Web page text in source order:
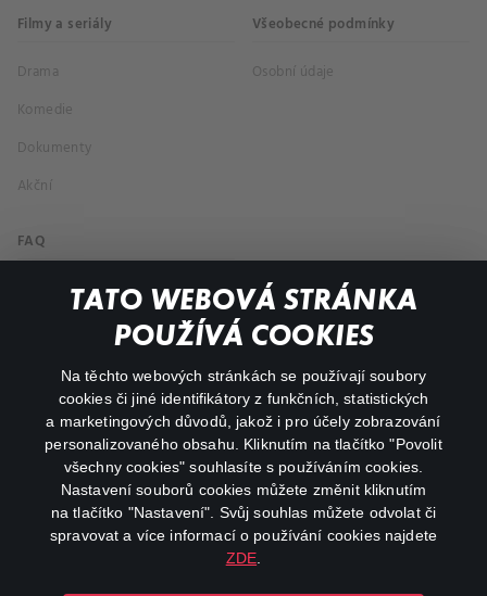
TATO WEBOVÁ STRÁNKA
POUŽÍVÁ COOKIES
Na těchto webových stránkách se používají soubory
cookies či jiné identifikátory z funkčních, statistických
a marketingových důvodů, jakož i pro účely zobrazování
personalizovaného obsahu. Kliknutím na tlačítko "Povolit
všechny cookies" souhlasíte s používáním cookies.
Nastavení souborů cookies můžete změnit kliknutím
na tlačítko "Nastavení". Svůj souhlas můžete odvolat či
spravovat a více informací o používání cookies najdete
ZDE
Filmy a seriály
Drama
Komedie
Dokumenty
Akční
Všeobecné podmínky
Osobní údaje
FAQ
Můj účet
Důležité odkazy
facebookinstagram
youtube